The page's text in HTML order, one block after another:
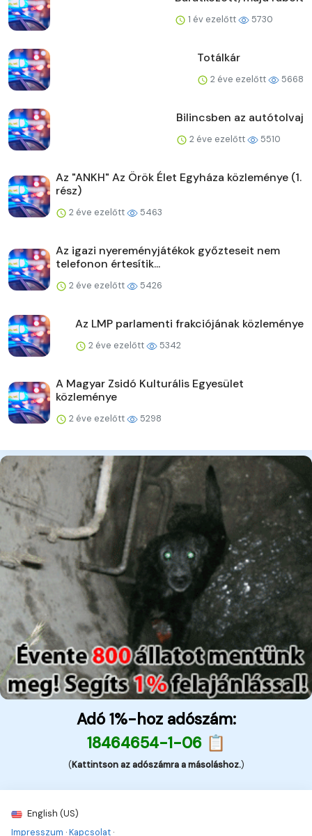
1 év ezelőtt 5730
Totálkár
2 éve ezelőtt 5668
Bilincsben az autótolvaj
2 éve ezelőtt 5510
Az "ANKH" Az Örök Élet Egyháza közleménye (1.
rész)
2 éve ezelőtt 5463
Az igazi nyereményjátékok győzteseit nem
telefonon értesítik...
2 éve ezelőtt 5426
Az LMP parlamenti frakciójának közleménye
2 éve ezelőtt 5342
A Magyar Zsidó Kulturális Egyesület
közleménye
2 éve ezelőtt 5298
Adó 1%-hoz adószám:
18464654-1-06 📋
(Kattintson az adószámra a másoláshoz.)
English (US)
Impresszum ·Kapcsolat ·